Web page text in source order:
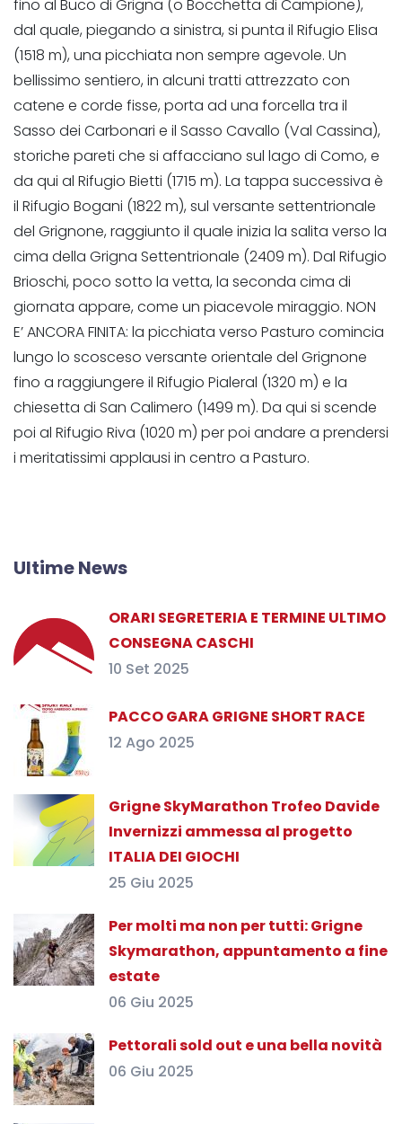
fino al Buco di Grigna (o Bocchetta di Campione),
dal quale, piegando a sinistra, si punta il Rifugio Elisa
(1518 m), una picchiata non sempre agevole. Un
bellissimo sentiero, in alcuni tratti attrezzato con
catene e corde fisse, porta ad una forcella tra il
Sasso dei Carbonari e il Sasso Cavallo (Val Cassina),
storiche pareti che si affacciano sul lago di Como, e
da qui al Rifugio Bietti (1715 m). La tappa successiva è
il Rifugio Bogani (1822 m), sul versante settentrionale
del Grignone, raggiunto il quale inizia la salita verso la
cima della Grigna Settentrionale (2409 m). Dal Rifugio
Brioschi, poco sotto la vetta, la seconda cima di
giornata appare, come un piacevole miraggio. NON
E’ ANCORA FINITA: la picchiata verso Pasturo comincia
lungo lo scosceso versante orientale del Grignone
fino a raggiungere il Rifugio Pialeral (1320 m) e la
chiesetta di San Calimero (1499 m). Da qui si scende
poi al Rifugio Riva (1020 m) per poi andare a prendersi
i meritatissimi applausi in centro a Pasturo.
Ultime News
ORARI SEGRETERIA E TERMINE ULTIMO
CONSEGNA CASCHI
10 Set 2025
PACCO GARA GRIGNE SHORT RACE
12 Ago 2025
Grigne SkyMarathon Trofeo Davide
Invernizzi ammessa al progetto
ITALIA DEI GIOCHI
25 Giu 2025
Per molti ma non per tutti: Grigne
Skymarathon, appuntamento a fine
estate
06 Giu 2025
Pettorali sold out e una bella novità
06 Giu 2025